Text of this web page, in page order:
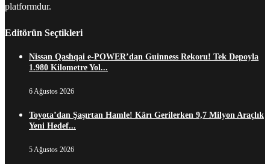
platformdur.
Editörün Seçtikleri
Nissan Qashqai e-POWER’dan Guinness Rekoru! Tek Depoyla
1.980 Kilometre Yol...
6 Ağustos 2026
Toyota’dan Şaşırtan Hamle! Kârı Gerilerken 9,7 Milyon Araçlık
Yeni Hedef...
5 Ağustos 2026